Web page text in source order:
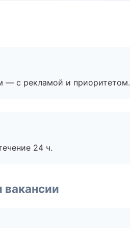
— с рекламой и приоритетом.
24 ч.